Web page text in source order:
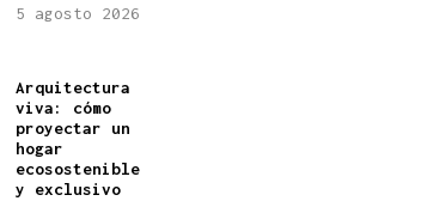
5 agosto 2026
Arquitectura
viva: cómo
proyectar un
hogar
ecosostenible
y exclusivo